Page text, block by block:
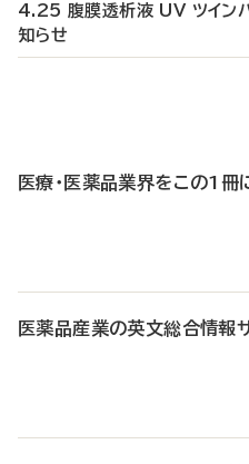
4.25 腹膜透析液 UV ツイン
知らせ
医療・医薬品業界をこの1冊
医薬品産業の英文総合情報